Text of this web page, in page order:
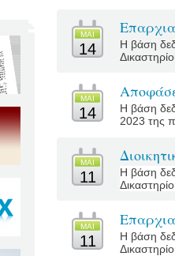
MΑΙ
14
Η βάση
MΑΙ
14
Η βάση
2023 της
MΑΙ
11
Η βάση
MΑΙ
11
Η βάση